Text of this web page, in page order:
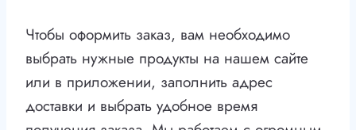
Чтобы оформить заказ, вам необходимо
выбрать нужные продукты на нашем сайте
или в приложении, заполнить адрес
доставки и выбрать удобное время